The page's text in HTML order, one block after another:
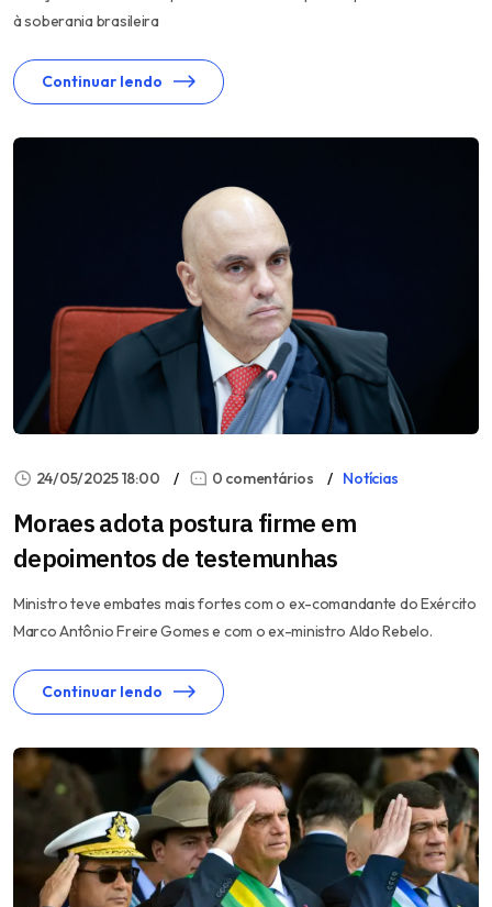
à soberania brasileira
Continuar lendo
24/05/2025 18:00 0 comentários Notícias
Moraes adota postura firme em
depoimentos de testemunhas
Ministro teve embates mais fortes com o ex-comandante do Exército
Marco Antônio Freire Gomes e com o ex-ministro Aldo Rebelo.
Continuar lendo